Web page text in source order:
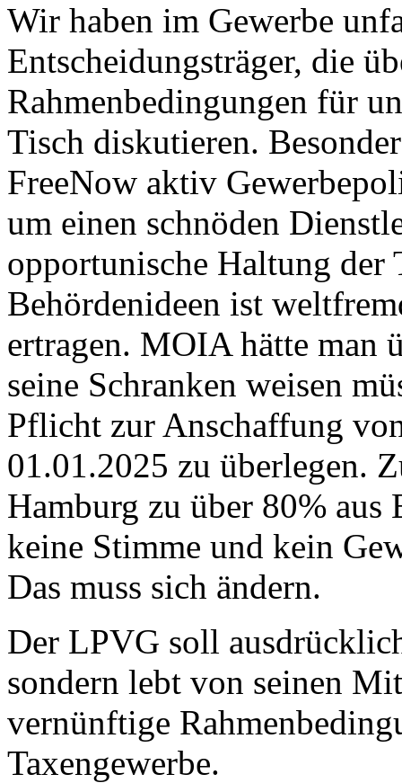
Wir haben im Gewerbe
Entscheidungsträger, die
Rahmenbedingungen für
Tisch diskutieren.
FreeNow aktiv
um einen schnöden
opportunische Haltung der
Behördenideen ist
ertragen. MOIA hätte man
seine Schranken weisen
Pflicht zur Anschaffung
01.01.2025 zu überlegen.
Hamburg zu über 80% aus
keine Stimme und kein
Das muss sich ändern.
Der LPVG soll
sondern lebt von seinen
vernünftige
Taxengewerbe.